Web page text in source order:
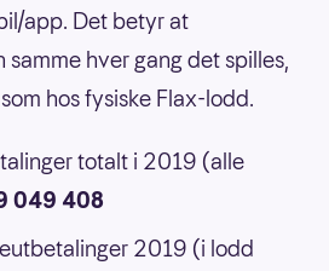
app. Det betyr at
samme hver gang det spilles,
hos fysiske Flax-lodd.
totalt i 2019 (alle
049 408
2019 (i lodd